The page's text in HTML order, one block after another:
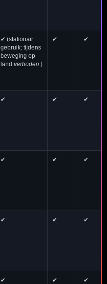
✔ (stationair
gebruik; tijdens
beweging op
land verboden )
✔ ✔
✔ ✔ ✔
✔ ✔ ✔
✔ ✔ ✔
✔ ✔ ✔